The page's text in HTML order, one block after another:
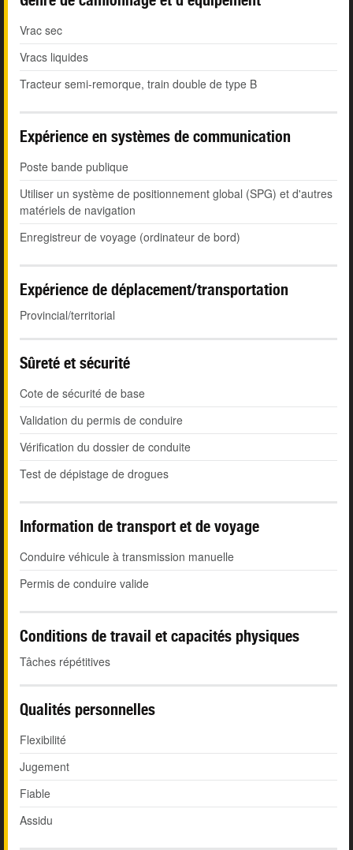
Vrac sec
Vracs liquides
Tracteur semi-remorque, train double de type B
Expérience en systèmes de communication
Poste bande publique
Utiliser un système de positionnement global (SPG) et d'autres
matériels de navigation
Enregistreur de voyage (ordinateur de bord)
Expérience de déplacement/transportation
Provincial/territorial
Sûreté et sécurité
Cote de sécurité de base
Validation du permis de conduire
Vérification du dossier de conduite
Test de dépistage de drogues
Information de transport et de voyage
Conduire véhicule à transmission manuelle
Permis de conduire valide
Conditions de travail et capacités physiques
Tâches répétitives
Qualités personnelles
Flexibilité
Jugement
Fiable
Assidu